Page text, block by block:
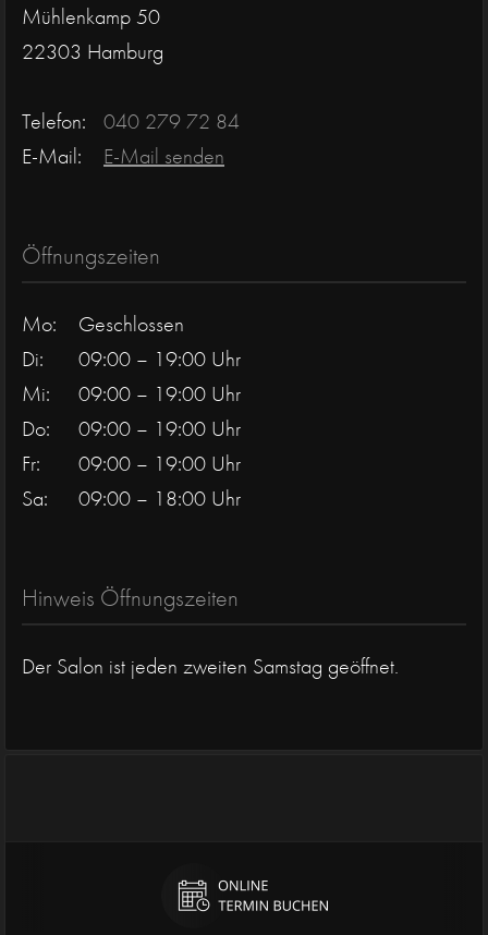
Mühlenkamp 50
22303 Hamburg
Telefon:
040 279 72 84
E-Mail:
E-Mail senden
Öffnungszeiten
Mo:
Geschlossen
Di:
09:00 – 19:00 Uhr
Mi:
09:00 – 19:00 Uhr
Do:
09:00 – 19:00 Uhr
Fr:
09:00 – 19:00 Uhr
Sa:
09:00 – 18:00 Uhr
Hinweis Öffnungszeiten
Der Salon ist jeden zweiten Samstag geöffnet.